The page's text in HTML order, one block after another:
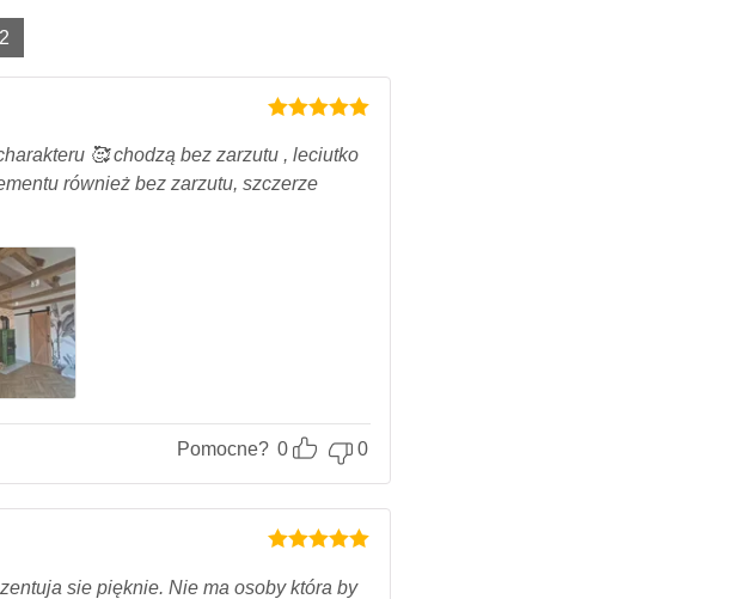
na 5.
🥰 chodzą bez zarzutu , leciutko
również bez zarzutu, szczerze
Pomocne? 0 0
na 5.
sie pięknie. Nie ma osoby która by